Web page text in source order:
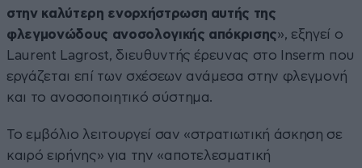
στην καλύτερη ενορχήστρωση αυτής της
φλεγμονώδους ανοσολογικής απόκρισης», εξηγεί ο
Laurent Lagrost, διευθυντής έρευνας στο Inserm που
εργάζεται επί των σχέσεων ανάμεσα στην φλεγμονή
και το ανοσοποιητικό σύστημα.
Το εμβόλιο λειτουργεί σαν «στρατιωτική άσκηση σε
καιρό ειρήνης» για την «αποτελεσματική